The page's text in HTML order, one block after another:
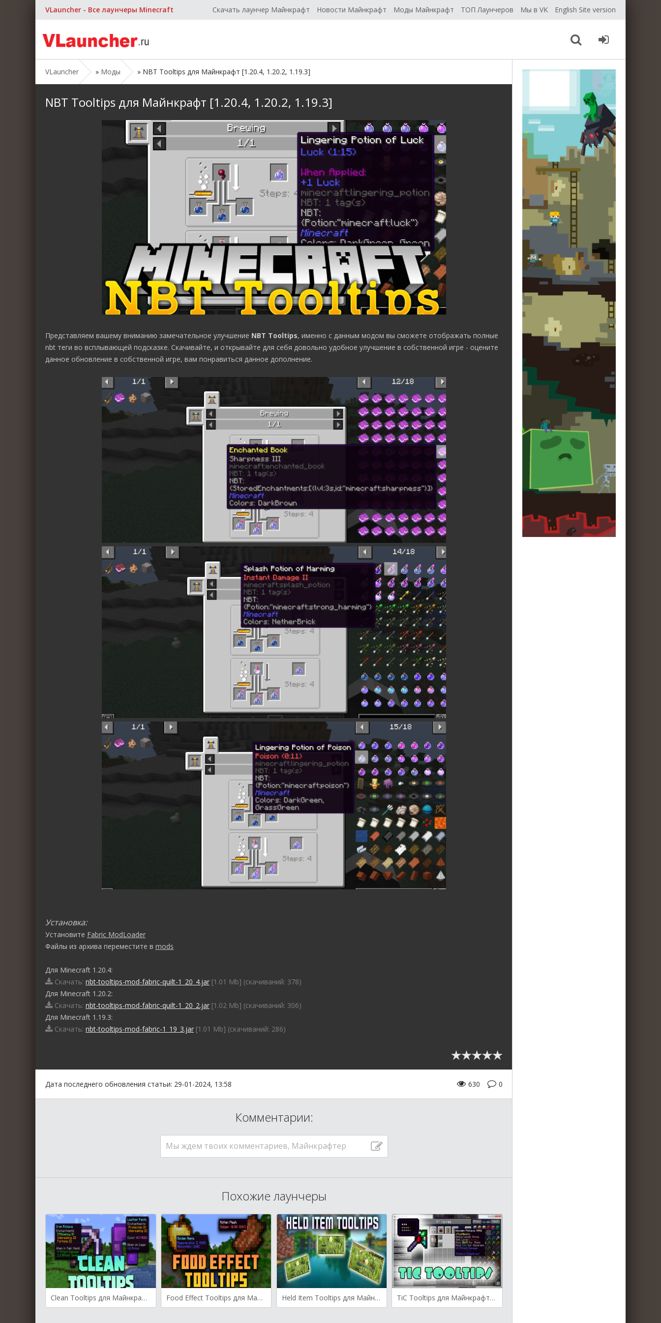
VLauncher - Все лаунчеры Minecraft Скачать лаунчер Майнкрафт Новости Майнкрафт Моды Майнкрафт ТОП Лаунчеров Мы в VK English Site version
VLauncher » Моды » NBT Tooltips для Майнкрафт [1.20.4, 1.20.2, 1.19.3]
NBT Tooltips для Майнкрафт [1.20.4, 1.20.2, 1.19.3]
Представляем вашему вниманию замечательное улучшение NBT Tooltips, именно с данным модом вы сможете отображать полные
nbt теги во всплывающей подсказке. Скачивайте, и открывайте для себя довольно удобное улучшение в собственной игре - оцените
данное обновление в собственной игре, вам понравиться данное дополнение.
Установка:
Установите Fabric ModLoader
Файлы из архива переместите в mods
Для Minecraft 1.20.4:
Скачать: nbt-tooltips-mod-fabric-quilt-1_20_4.jar [1.01 Mb] (cкачиваний: 378)
Для Minecraft 1.20.2:
Скачать: nbt-tooltips-mod-fabric-quilt-1_20_2.jar [1.02 Mb] (cкачиваний: 306)
Для Minecraft 1.19.3:
Скачать: nbt-tooltips-mod-fabric-1_19_3.jar [1.01 Mb] (cкачиваний: 286)
Дата последнего обновления статьи: 29-01-2024, 13:58 0
630
Комментарии:
Мы ждем твоих комментариев, Майнкрафтер
Похожие лаунчеры
Clean Tooltips для Майнкрафт [1.20.1, 1.20, 1.19.4] Food Effect Tooltips для Майнкрафт [1.20.2, 1.20.1, 1.20] Held Item Tooltips для Майнкрафт 1.19.2 TiC Tooltips для Майнкрафт [1.7.10, 1.6.4]